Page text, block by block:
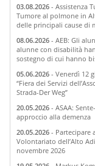
03.08.2026 - Assistenza
Tumore al polmone in
delle principali cause di
08.06.2026 - AEB: Gli
alunne con disabilità
sostegno di cui hanno
05.06.2026 - Venerdì 12
“Fiera dei Servizi
Strada-Der Weg”
20.05.2026 - ASAA:
approccio alla demenza
20.05.2026 - Partecipare
Volontariato dell’Alto
novembre 2026